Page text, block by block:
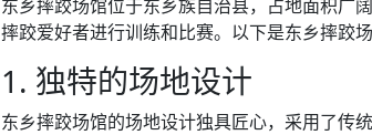
东乡摔跤场馆位于东乡族自治县，占地面积广
摔跤爱好者进行训练和比赛。以下是东乡摔跤场
1. 独特的场地设计
东乡摔跤场馆的场地设计独具匠心，采用了传